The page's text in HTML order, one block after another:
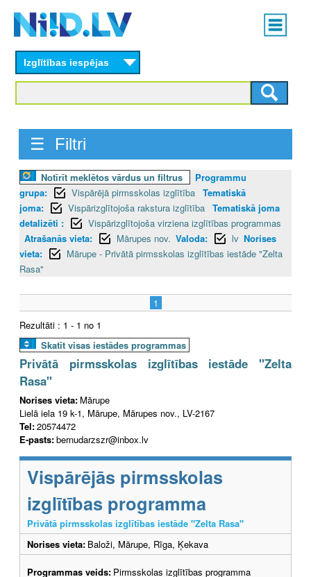
content
Main
menu
Izglītības iespējas
☰ Filtri
Notīrīt meklētos vārdus un filtrus
Programmu
grupa:
Vispārējā pirmsskolas izglītība Tematiskā
joma:
Vispārizglītojoša rakstura izglītība Tematiskā joma
detalizēti :
Vispārizglītojoša virziena izglītības programmas
Atrašanās vieta:
Mārupes nov. Valoda: lv Norises
vieta:
Mārupe - Privātā pirmsskolas izglītības iestāde "Zelta
Rasa"
1
Rezultāti : 1 - 1 no 1
Skatīt visas iestādes programmas
Privātā pirmsskolas izglītības iestāde "Zelta
Rasa"
Norises vieta: Mārupe
Lielā iela 19 k-1, Mārupe, Mārupes nov., LV-2167
Tel:20574472
E-pasts:bernudarzszr@inbox.lv
Vispārējās pirmsskolas
izglītības programma
Privātā pirmsskolas izglītības iestāde "Zelta Rasa"
Norises vieta: Baloži, Mārupe, Rīga, Ķekava
Programmas veids: Pirmsskolas izglītības programma